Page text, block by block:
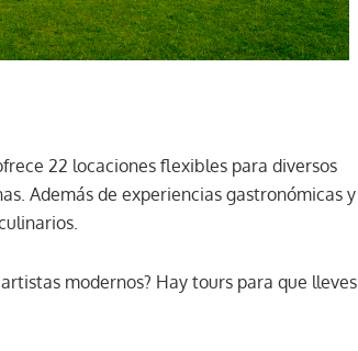
22 locaciones flexibles para diversos
Además de experiencias gastronómicas y
modernos? Hay tours para que lleves